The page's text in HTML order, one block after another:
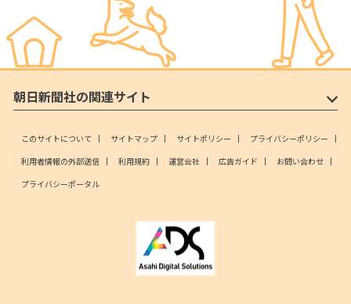
朝日新聞社の関連サイト
このサイトについて サイトマップ サイトポリシー
プライバシーポリシー
利用者情報の外部送信
利用規約 運営会社 広告ガイド
お問い合わせ
プライバシーポータル